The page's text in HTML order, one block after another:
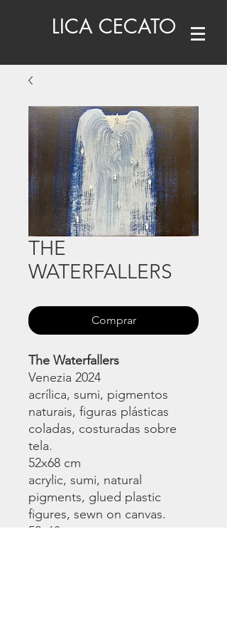
LICA CECATO
THE
WATERFALLERS
Comprar
The Waterfallers
Venezia 2024
acrílica, sumi, pigmentos
naturais, figuras plásticas
coladas, costuradas sobre
tela.
52x68 cm
acrylic, sumi, natural
pigments, glued plastic
figures, sewn on canvas.
52x68 cm